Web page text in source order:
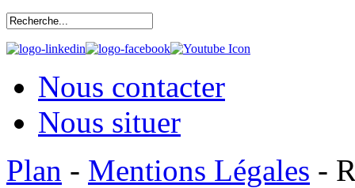
Nous contacter
Nous situer
Plan - Mentions Légales -